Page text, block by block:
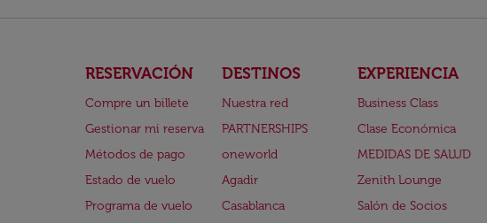
RESERVACIÓN
Compre un billete
Gestionar mi reserva
Métodos de pago
Estado de vuelo
Programa de vuelo
DESTINOS
Nuestra red
PARTNERSHIPS
oneworld
Agadir
Casablanca
EXPERIENCIA
Business Class
Clase Económica
MEDIDAS DE SALUD
Zenith Lounge
Salón de Socios